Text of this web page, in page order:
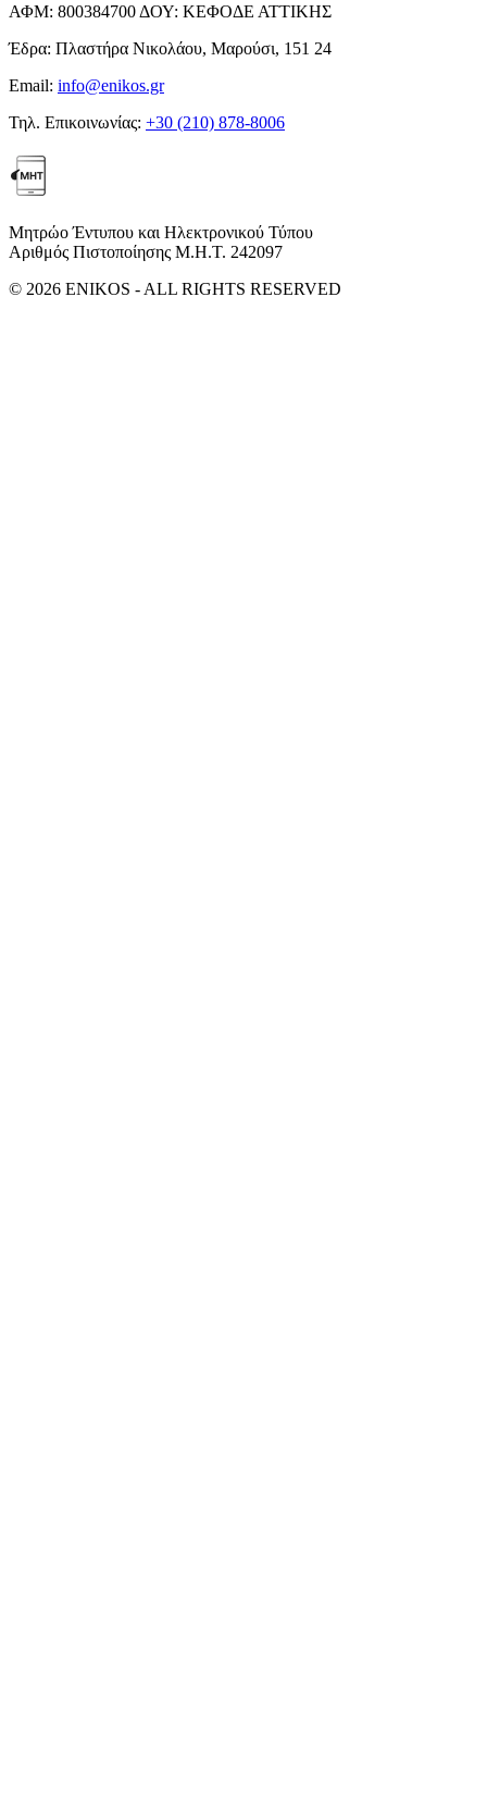
ΑΦΜ: 800384700 ΔΟΥ: ΚΕΦΟΔΕ ΑΤΤΙΚΗΣ
Έδρα: Πλαστήρα Νικολάου, Μαρούσι, 151 24
Email: info@enikos.gr
Τηλ. Επικοινωνίας: +30 (210) 878-8006
Μητρώο Έντυπου και Ηλεκτρονικού Τύπου
Αριθμός Πιστοποίησης Μ.Η.Τ. 242097
© 2026 ENIKOS - ALL RIGHTS RESERVED